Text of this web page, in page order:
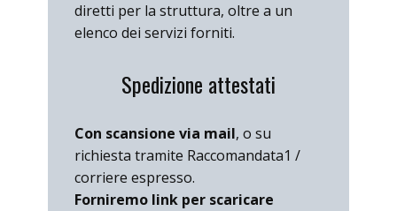
diretti per la struttura, oltre a un
elenco dei servizi forniti.
Spedizione attestati
Con scansione via mail, o su
richiesta tramite Raccomandata1 /
corriere espresso.
Forniremo link per scaricare